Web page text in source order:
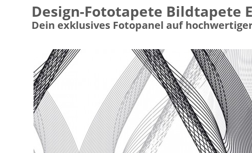
Design-Fototapete Bildtapete
Dein exklusives Fotopanel auf